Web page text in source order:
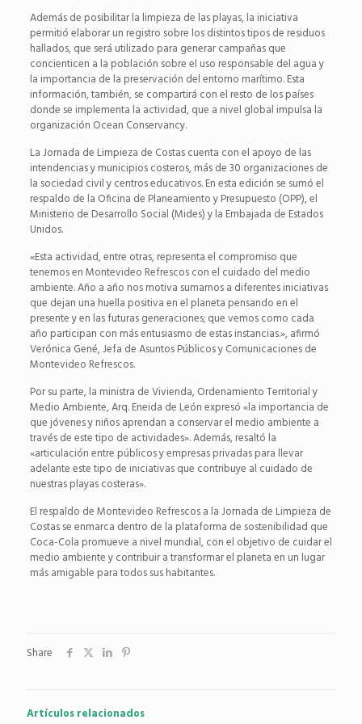
Además de posibilitar la limpieza de las playas, la iniciativa
permitió elaborar un registro sobre los distintos tipos de residuos
hallados, que será utilizado para generar campañas que
concienticen a la población sobre el uso responsable del agua y
la importancia de la preservación del entorno marítimo. Esta
información, también, se compartirá con el resto de los países
donde se implementa la actividad, que a nivel global impulsa la
organización Ocean Conservancy.
La Jornada de Limpieza de Costas cuenta con el apoyo de las
intendencias y municipios costeros, más de 30 organizaciones de
la sociedad civil y centros educativos. En esta edición se sumó el
respaldo de la Oficina de Planeamiento y Presupuesto (OPP), el
Ministerio de Desarrollo Social (Mides) y la Embajada de Estados
Unidos.
«Esta actividad, entre otras, representa el compromiso que
tenemos en Montevideo Refrescos con el cuidado del medio
ambiente. Año a año nos motiva sumarnos a diferentes iniciativas
que dejan una huella positiva en el planeta pensando en el
presente y en las futuras generaciones; que vemos como cada
año participan con más entusiasmo de estas instancias.», afirmó
Verónica Gené, Jefa de Asuntos Públicos y Comunicaciones de
Montevideo Refrescos.
Por su parte, la ministra de Vivienda, Ordenamiento Territorial y
Medio Ambiente, Arq. Eneida de León expresó «la importancia de
que jóvenes y niños aprendan a conservar el medio ambiente a
través de este tipo de actividades». Además, resaltó la
«articulación entre públicos y empresas privadas para llevar
adelante este tipo de iniciativas que contribuye al cuidado de
nuestras playas costeras».
El respaldo de Montevideo Refrescos a la Jornada de Limpieza de
Costas se enmarca dentro de la plataforma de sostenibilidad que
Coca-Cola promueve a nivel mundial, con el objetivo de cuidar el
medio ambiente y contribuir a transformar el planeta en un lugar
más amigable para todos sus habitantes.
Share
Artículos relacionados